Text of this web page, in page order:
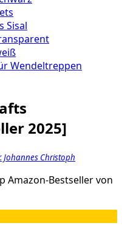
Sisal
Wendeltreppen
2025]
Johannes Christoph
Amazon-Bestseller von